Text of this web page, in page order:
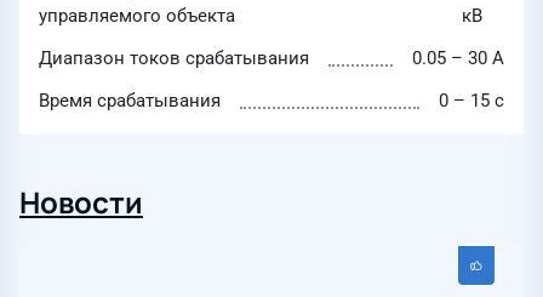
управляемого объекта
кВ
Диапазон токов срабатывания
0.05 – 30 А
Время срабатывания
0 – 15 с
Новости